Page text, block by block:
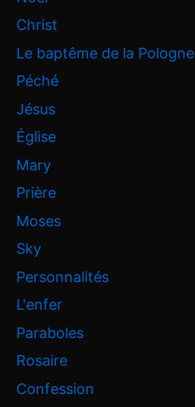
Christ
Le baptême de la Pologne
Péché
Jésus
Église
Mary
Prière
Moses
Sky
Personnalités
L'enfer
Paraboles
Rosaire
Confession